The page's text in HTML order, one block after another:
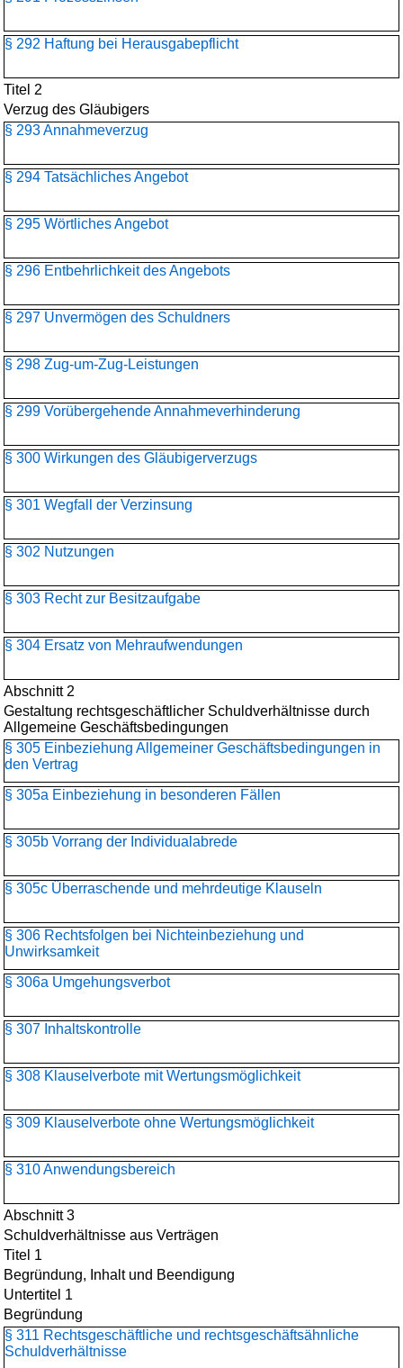
§ 292 Haftung bei Herausgabepflicht
Titel 2
Verzug des Gläubigers
§ 293 Annahmeverzug
§ 294 Tatsächliches Angebot
§ 295 Wörtliches Angebot
§ 296 Entbehrlichkeit des Angebots
§ 297 Unvermögen des Schuldners
§ 298 Zug-um-Zug-Leistungen
§ 299 Vorübergehende Annahmeverhinderung
§ 300 Wirkungen des Gläubigerverzugs
§ 301 Wegfall der Verzinsung
§ 302 Nutzungen
§ 303 Recht zur Besitzaufgabe
§ 304 Ersatz von Mehraufwendungen
Abschnitt 2
Gestaltung rechtsgeschäftlicher Schuldverhältnisse durch
Allgemeine Geschäftsbedingungen
§ 305 Einbeziehung Allgemeiner Geschäftsbedingungen in
den Vertrag
§ 305a Einbeziehung in besonderen Fällen
§ 305b Vorrang der Individualabrede
§ 305c Überraschende und mehrdeutige Klauseln
§ 306 Rechtsfolgen bei Nichteinbeziehung und
Unwirksamkeit
§ 306a Umgehungsverbot
§ 307 Inhaltskontrolle
§ 308 Klauselverbote mit Wertungsmöglichkeit
§ 309 Klauselverbote ohne Wertungsmöglichkeit
§ 310 Anwendungsbereich
Abschnitt 3
Schuldverhältnisse aus Verträgen
Titel 1
Begründung, Inhalt und Beendigung
Untertitel 1
Begründung
§ 311 Rechtsgeschäftliche und rechtsgeschäftsähnliche
Schuldverhältnisse